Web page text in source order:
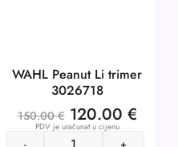
WAHL Peanut Li trimer
3026718
150.00€ 120.00 €
PDV je uračunat u cijenu